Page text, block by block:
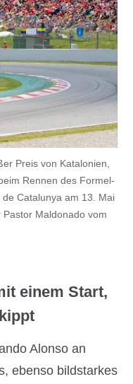
Preis von Katalonien,
Rennen des Formel-
Catalunya am 13. Mai
Maldonado vom
einem Start,
Alonso an
ebenso bildstarkes